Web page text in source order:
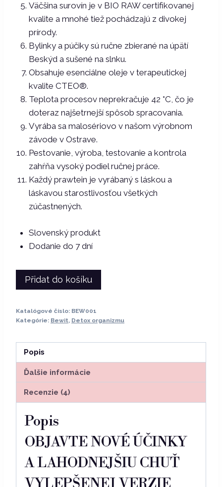
Väčšina surovín je v BIO RAW certifikovanej
kvalite a mnohé tiež pochádzajú z divokej
prírody.
Bylinky a púčiky sú ručne zbierané na úpätí
Beskýd a sušené na slnku.
Obsahuje esenciálne oleje v terapeutickej
kvalite CTEO®.
Teplota procesov neprekračuje 42 °C, čo je
doteraz najšetrnejší spôsob spracovania.
Vyrába sa malosériovo v našom výrobnom
závode v Ostrave.
Pestovanie, výroba, testovanie a kontrola
zahŕňa vysoký podiel ručnej práce.
Každý prawtein je vyrábaný s láskou a
láskavou starostlivosťou všetkých
zúčastnených.
Slovenský produkt
Dodanie do 7 dní
Přidat do košíku
Katalógové číslo: BEW001
Kategórie: Bewit, Detox organizmu
Popis
Ďalšie informácie
Recenzie (4)
Popis
OBJAVTE NOVÉ ÚČINKY
A LAHODNEJŠIU CHUŤ